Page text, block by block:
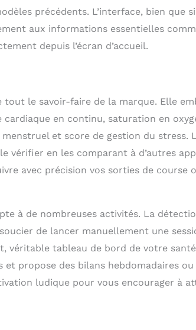
précédents. L’interface, bien que
aux informations essentielles
depuis l’écran d’accueil.
le savoir-faire de la marque. Elle
en continu, saturation en
et score de gestion du stress.
vérifier en les comparant à d’autres
avec précision vos sorties de course
à de nombreuses activités. La
de lancer manuellement une
véritable tableau de bord de votre
propose des bilans hebdomadaires ou
ludique pour vous encourager à